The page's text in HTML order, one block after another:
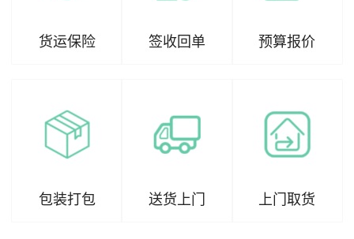
货运保险 签收回单 预算报价
包装打包 送货上门 上门取货